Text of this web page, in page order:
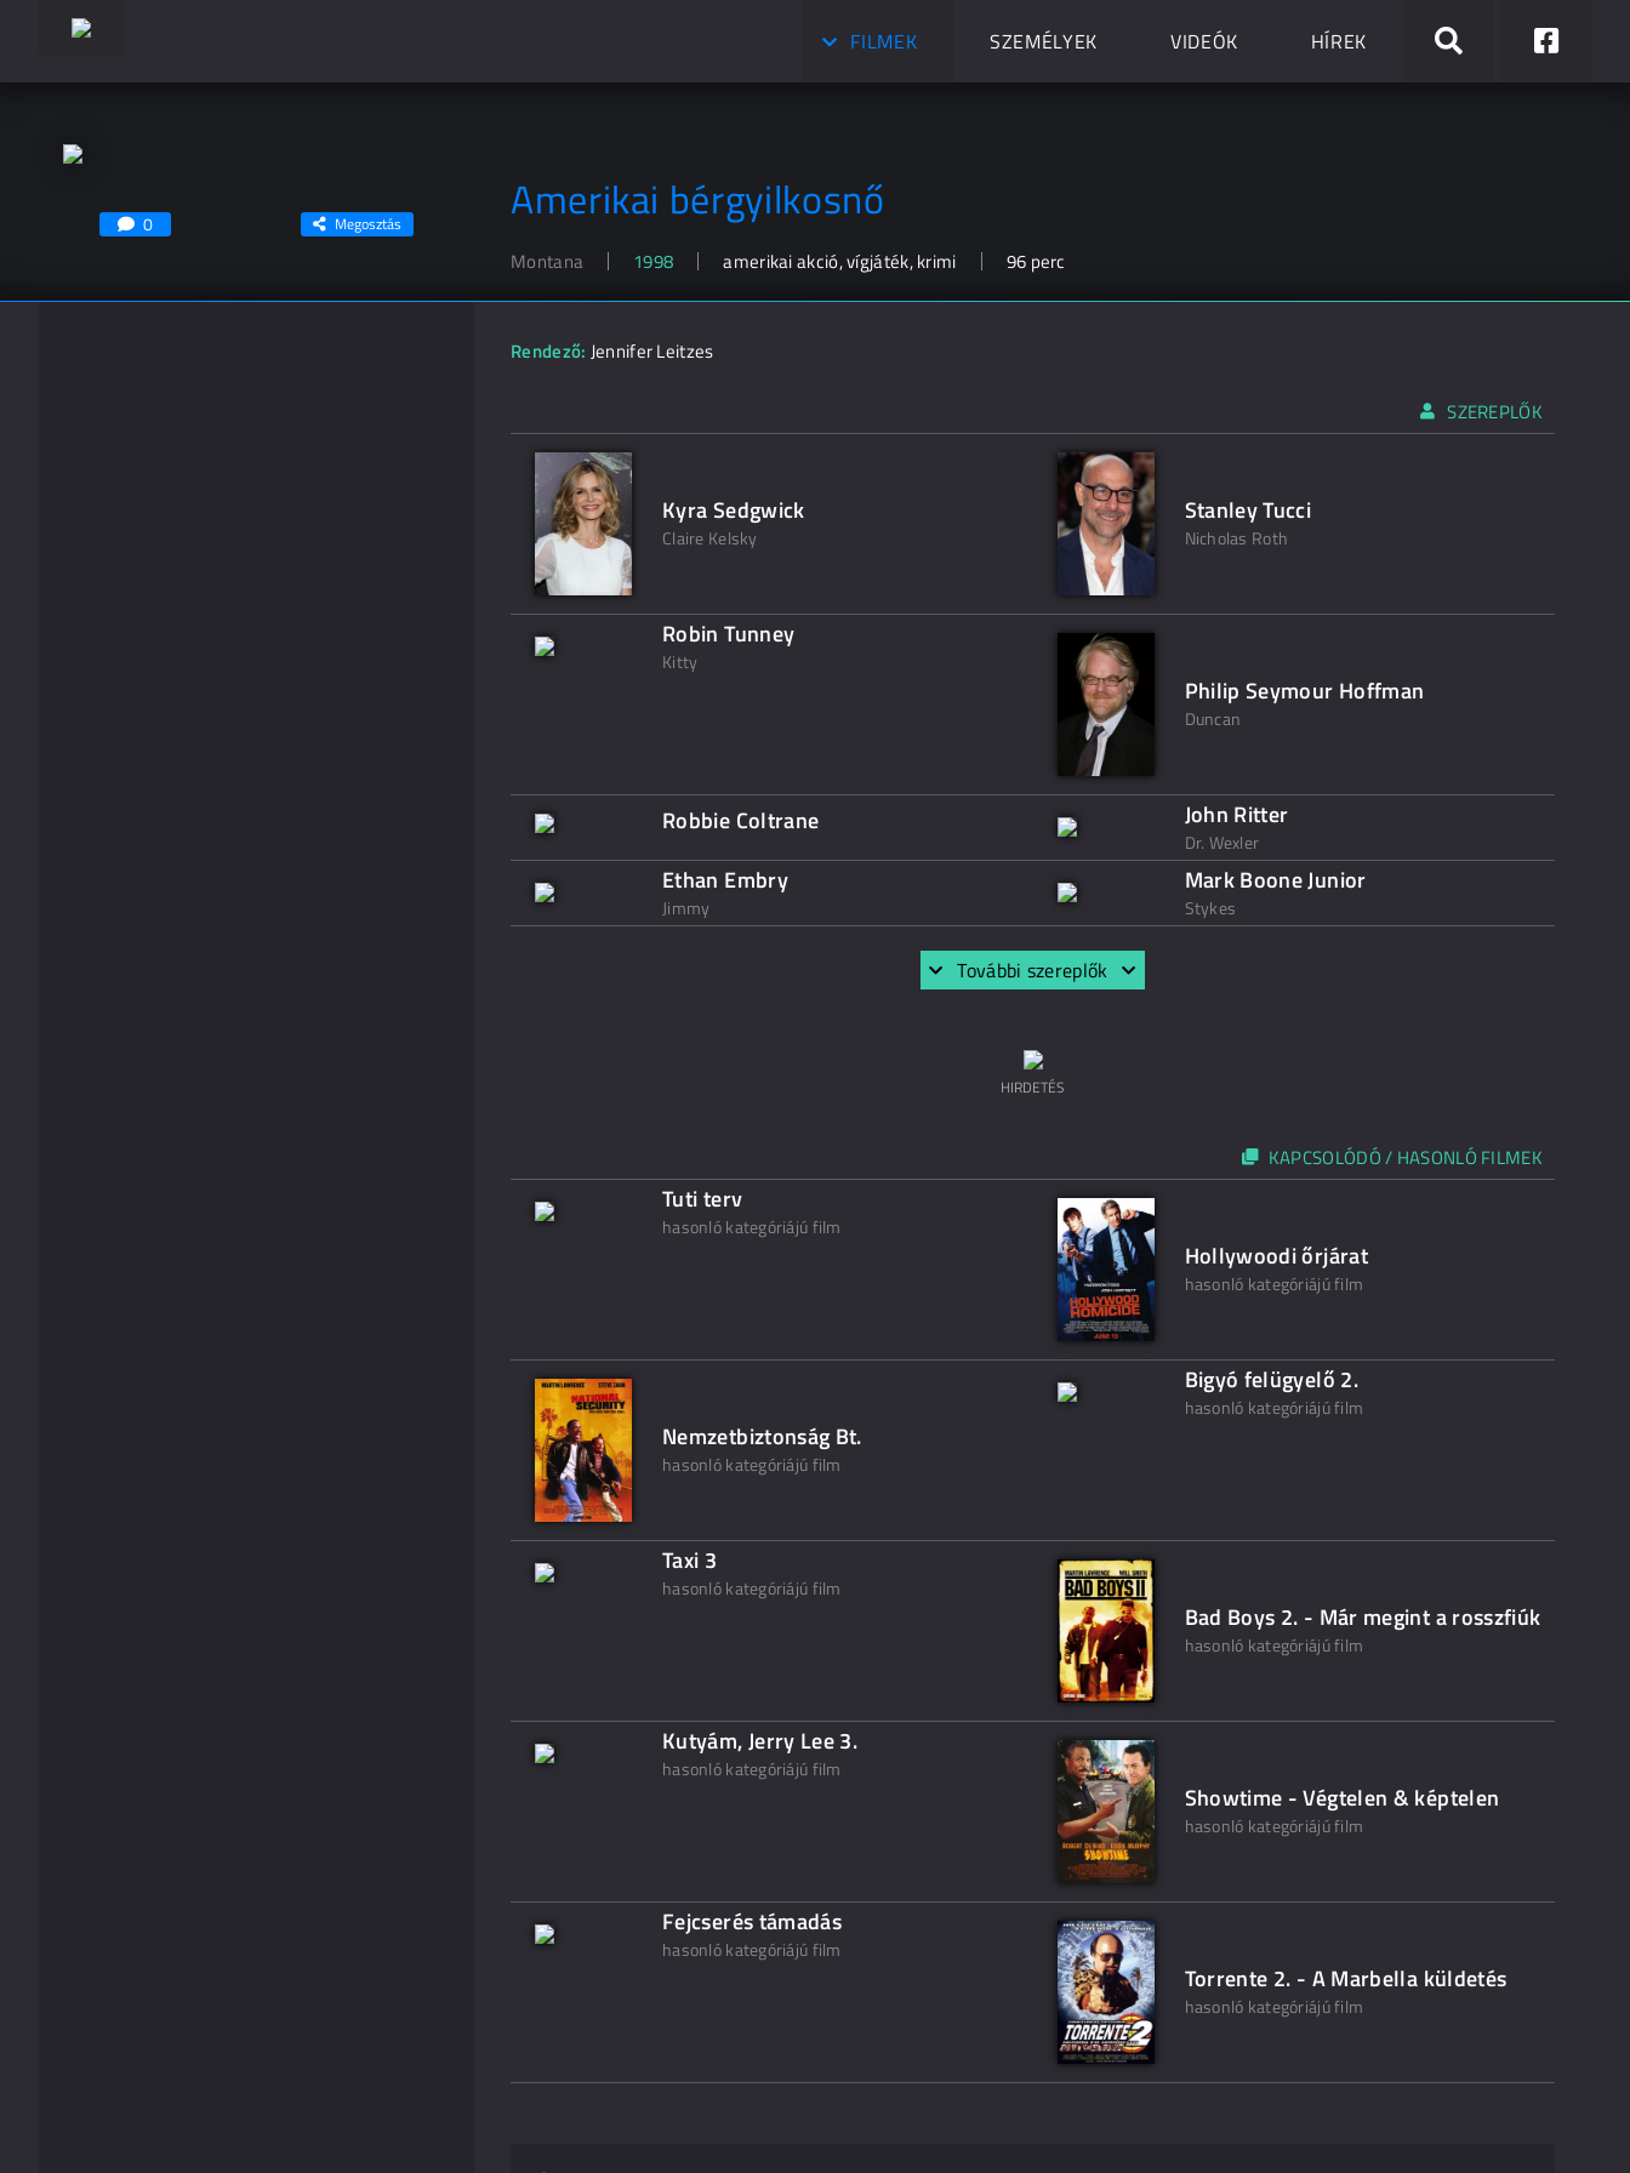
FILMEK SZEMÉLYEK VIDEÓK HÍREK
Amerikai bérgyilkosnő
Montana 1998 amerikai akció, vígjáték, krimi 96 perc
0 Megosztás
Rendező: Jennifer Leitzes
SZEREPLŐK
Kyra Sedgwick
Claire Kelsky
Stanley Tucci
Nicholas Roth
Robin Tunney
Kitty
Philip Seymour Hoffman
Duncan
Robbie Coltrane John Ritter
Dr. Wexler
Ethan Embry
Jimmy
Mark Boone Junior
Stykes
További szereplők
HIRDETÉS
KAPCSOLÓDÓ / HASONLÓ FILMEK
Tuti terv
hasonló kategóriájú film
Hollywoodi őrjárat
hasonló kategóriájú film
Nemzetbiztonság Bt.
hasonló kategóriájú film
Bigyó felügyelő 2.
hasonló kategóriájú film
Taxi 3
hasonló kategóriájú film
Bad Boys 2. - Már megint a rosszfiúk
hasonló kategóriájú film
Kutyám, Jerry Lee 3.
hasonló kategóriájú film
Showtime - Végtelen & képtelen
hasonló kategóriájú film
Fejcserés támadás
hasonló kategóriájú film
Torrente 2. - A Marbella küldetés
hasonló kategóriájú film